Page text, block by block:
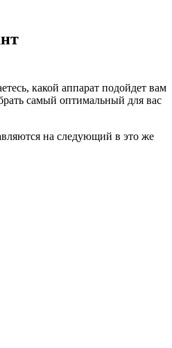
какой аппарат подойдет вам
самый оптимальный для вас
на следующий в это же